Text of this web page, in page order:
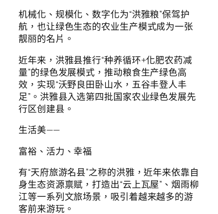
机械化、规模化、数字化为“洪雅粮”保驾护
航，也让绿色生态的农业生产模式成为一张
靓丽的名片。
近年来，洪雅县推行“种养循环+化肥农药减
量”的绿色发展模式，推动粮食生产绿色高
效，实现“沃野良田卧山水，五谷丰登人丰
足”。洪雅县入选第四批国家农业绿色发展先
行区创建县。
生活美——
富裕、活力、幸福
有“天府旅游名县”之称的洪雅，近年来依靠自
身生态资源禀赋，打造出“云上瓦屋”、烟雨柳
江等一系列文旅场景，吸引着越来越多的游
客前来游玩。